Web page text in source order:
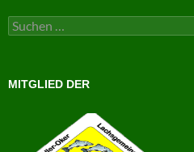
Suchen
nach:
MITGLIED DER